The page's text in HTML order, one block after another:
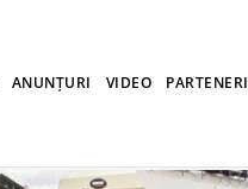
ANUNȚURI VIDEO PARTENERI